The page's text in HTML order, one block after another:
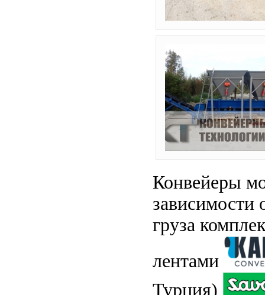
Конвейеры
зависимости
груза
лентами
Турция)